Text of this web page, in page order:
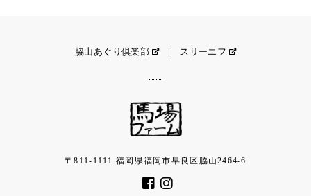
脇山あぐり倶楽部 | スリーエフ
〒811-1111 福岡県福岡市早良区脇山2464-6